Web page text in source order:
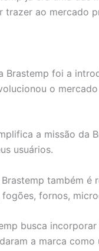
trazer ao mercado
Brastemp foi a
o
a missão da
usuários.
também
fornos,
busca
a marca